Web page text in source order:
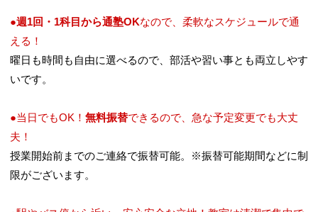
●週1回・1科目から通塾OKなので、柔軟なスケジュールで通
える！
曜日も時間も自由に選べるので、部活や習い事とも両立しやす
いです。
●当日でもOK！ 無料振替できるので、急な予定変更でも大丈
夫！
授業開始前までのご連絡で振替可能。※振替可能期間などに制
限がございます。